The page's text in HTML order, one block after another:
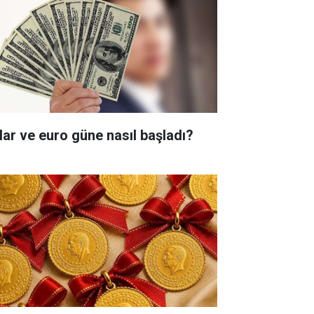
ve euro güne nasıl başladı?